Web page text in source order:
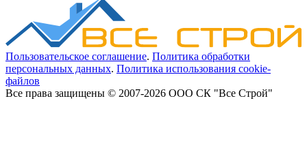
Пользовательское соглашение. Политика обработки
персональных данных. Политика использования cookie-
файлов
Все права защищены © 2007-2026 ООО СК "Все Строй"